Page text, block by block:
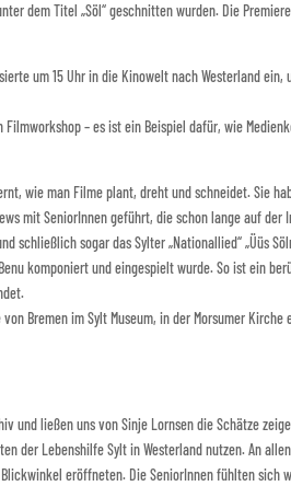
dem Titel „Söl“ geschnitten wurden. Die
um 15 Uhr in die Kinowelt nach Westerland
Filmworkshop – es ist ein Beispiel dafür, wie
wie man Filme plant, dreht und schneidet. Sie
mit SeniorInnen geführt, die schon lange auf der
schließlich sogar das Sylter „Nationallied“ „Üüs
komponiert und eingespielt wurde. So ist ein
Bremen im Sylt Museum, in der Morsumer
und ließen uns von Sinje Lornsen die Schätze
der Lebenshilfe Sylt in Westerland nutzen. An
eröffneten. Die SeniorInnen fühlten